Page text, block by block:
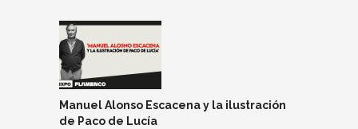
Manuel Alonso Escacena y la ilustración
de Paco de Lucía